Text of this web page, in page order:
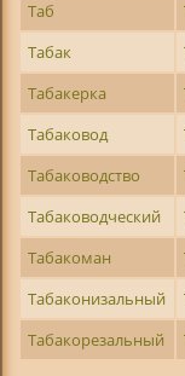
Таб
Табак
Табакерка
Табаковод
Табаководство
Табаководческий
Табакоман
Табаконизальный
Табакорезальный